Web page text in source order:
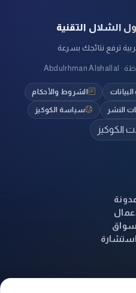
الشلال التقنية
ترفع نتائجك بسرعة
·
Abdulrhman Alshallal
الشروط والأحكام
النشر سياسة الكوكيز
الكوكيز
تواصل معنا